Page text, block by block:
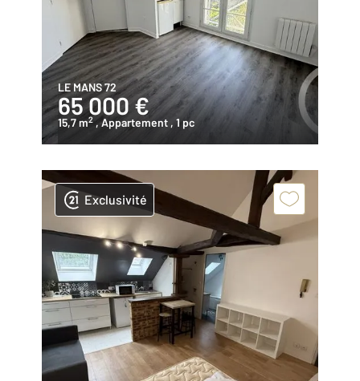
LE MANS 72
65 000 €
15,7 m2 , Appartement , 1 pc
Exclusivité